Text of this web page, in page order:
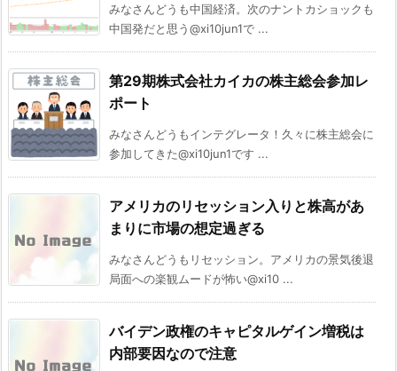
みなさんどうも中国経済。次のナントカショックも
中国発だと思う@xi10jun1で ...
第29期株式会社カイカの株主総会参加レ
ポート
みなさんどうもインテグレータ！久々に株主総会に
参加してきた@xi10jun1です ...
アメリカのリセッション入りと株高があ
まりに市場の想定過ぎる
みなさんどうもリセッション。アメリカの景気後退
局面への楽観ムードが怖い@xi10 ...
バイデン政権のキャピタルゲイン増税は
内部要因なので注意